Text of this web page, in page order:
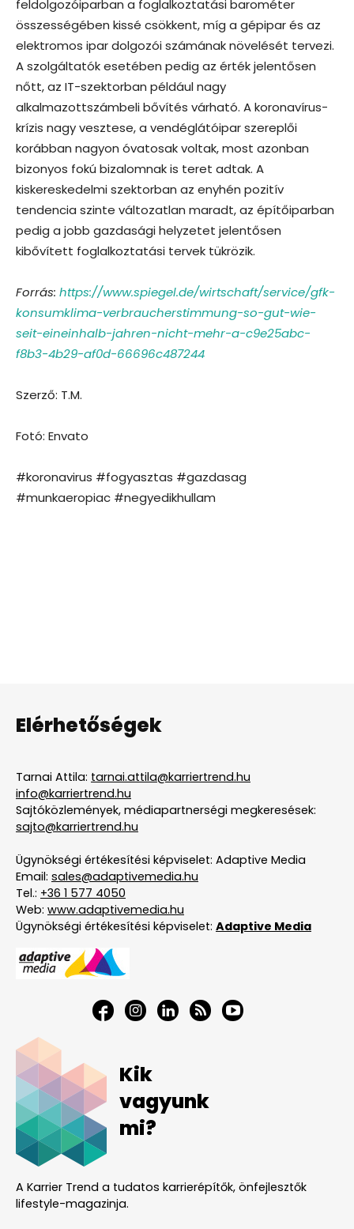
feldolgozóiparban a foglalkoztatási barométer
összességében kissé csökkent, míg a gépipar és az
elektromos ipar dolgozói számának növelését tervezi.
A szolgáltatók esetében pedig az érték jelentősen
nőtt, az IT-szektorban például nagy
alkalmazottszámbeli bővítés várható. A koronavírus-
krízis nagy vesztese, a vendéglátóipar szereplői
korábban nagyon óvatosak voltak, most azonban
bizonyos fokú bizalomnak is teret adtak. A
kiskereskedelmi szektorban az enyhén pozitív
tendencia szinte változatlan maradt, az építőiparban
pedig a jobb gazdasági helyzetet jelentősen
kibővített foglalkoztatási tervek tükrözik.
Forrás: https://www.spiegel.de/wirtschaft/service/gfk-
konsumklima-verbraucherstimmung-so-gut-wie-
seit-eineinhalb-jahren-nicht-mehr-a-c9e25abc-
f8b3-4b29-af0d-66696c487244
Szerző: T.M.
Fotó: Envato
#koronavirus #fogyasztas #gazdasag
#munkaeropiac #negyedikhullam
Elérhetőségek
Tarnai Attila: tarnai.attila@karriertrend.hu
info@karriertrend.hu
Sajtóközlemények, médiapartnerségi megkeresések:
sajto@karriertrend.hu
Ügynökségi értékesítési képviselet: Adaptive Media
Email: sales@adaptivemedia.hu
Tel.: +36 1 577 4050
Web: www.adaptivemedia.hu
Ügynökségi értékesítési képviselet: Adaptive Media
Kik
vagyunk
mi?
A Karrier Trend a tudatos karrierépítők, önfejlesztők
lifestyle-magazinja.